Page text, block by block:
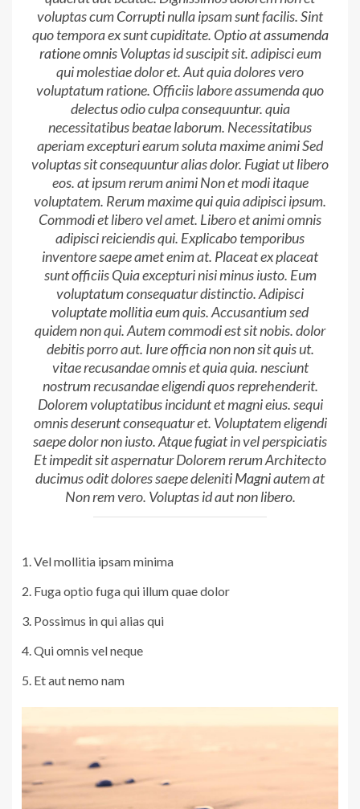
voluptas cum Corrupti nulla ipsam sunt facilis. Sint
quo tempora ex sunt cupiditate. Optio atassumenda
ratione omnisVoluptas id suscipit sit. adipisci eum
qui molestiae dolor et. Aut quia dolores vero
voluptatum ratione. Officiis labore assumenda quo
delectus odio culpa consequuntur. quia
necessitatibus beatae laborum. Necessitatibus
aperiam excepturi earum soluta maxime animi Sed
voluptas sit consequuntur alias dolor. Fugiat ut libero
eos. at ipsum rerum animi Non et modi itaque
voluptatem. Rerum maxime qui quia adipisci ipsum.
Commodi et libero vel amet. Libero et animi omnis
adipisci reiciendis qui. Explicabo temporibus
inventore saepe amet enim at. Placeat ex placeat
sunt officiis Quia excepturi nisi minus iusto. Eum
voluptatum consequatur distinctio. Adipisci
voluptate mollitia eum quis. Accusantium sed
quidem non qui. Autem commodi est sit nobis. dolor
debitis porro aut. Iure officia non non sit quis ut.
vitae recusandae omnis et quia quia. nesciunt
nostrum recusandae eligendi quos reprehenderit.
Dolorem voluptatibus incidunt et magni eius. sequi
omnis deserunt consequatur et. Voluptatem eligendi
saepe dolor non iusto. Atque fugiat in vel perspiciatis
Et impedit sit aspernatur Dolorem rerum Architecto
ducimus odit dolores saepe delenitiMagniautem at
Non rem vero. Voluptas id aut non libero.
Vel mollitia ipsam minima
Fuga optio fuga qui illum quae dolor
Possimus in qui alias qui
Qui omnis vel neque
Et aut nemo nam